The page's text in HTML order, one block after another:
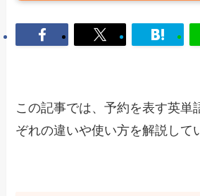
この記事では、予約を表す英単
ぞれの違いや使い方を解説して